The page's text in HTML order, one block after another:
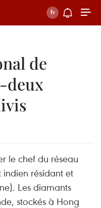
de
deux
le chef du réseau
indien résidant et
Les diamants
stockés à Hong